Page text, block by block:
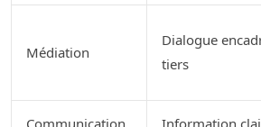
Médiation
Dialogue
tiers